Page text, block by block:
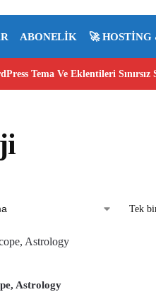
ABONELİK 🚀
Tema Ve Eklentileri
Tek
Astrology